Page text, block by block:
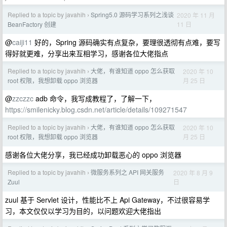
Replied to a topic by javahih › Spring5.0 源码学习系列之浅谈
BeanFactory 创建
2020 年 11 月
11 日
@caiji11 好的，Spring 源码确实有点复杂，要理很透彻有点难，要写
得好就更难，分享出来互相学习，感谢各位大佬指点
Replied to a topic by javahih › 大佬，有谁知道 oppo 怎么获取
root 权限，我想卸载 oppo 浏览器
2020 年 10
月 25 日
@zzczzc adb 命令，我写成教程了，了解一下，
https://smilenicky.blog.csdn.net/article/details/109271547
Replied to a topic by javahih › 大佬，有谁知道 oppo 怎么获取
root 权限，我想卸载 oppo 浏览器
2020 年 10
月 25 日
感谢各位大佬分享，我已经成功卸载恶心的 oppo 浏览器
Replied to a topic by javahih › 微服务系列之 API 网关服务
Zuul
2020 年 8 月 9
日
zuul 基于 Servlet 设计，性能比不上 Api Gateway，不过很容易学
习，本文仅仅以学习为目的，以问题欢迎大佬指出